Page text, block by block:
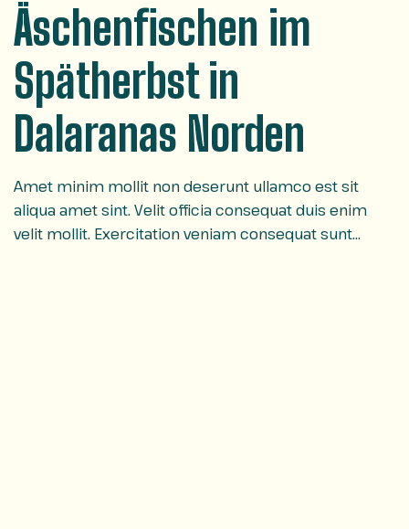
Äschenfischen im
Spätherbst in
Dalaranas Norden
Amet minim mollit non deserunt ullamco est sit
aliqua amet sint. Velit officia consequat duis enim
velit mollit. Exercitation veniam consequat sunt